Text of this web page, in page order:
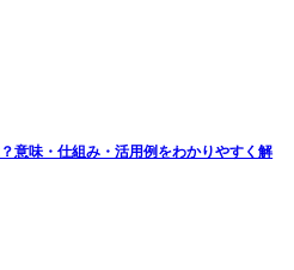
意味・仕組み・活用例をわかりやすく解